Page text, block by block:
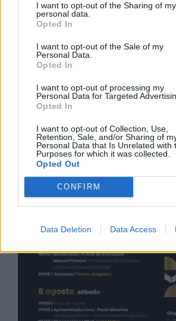
I want to opt-out of the Sharing of my
personal data.
Opted In
I want to opt-out of the Sale of my
Personal Data.
Opted In
I want to opt-out of processing my
Personal Data for Targeted
Opted In
I want to opt-out of Collection, Use,
Retention, Sale, and/or Sharing of
Personal Data that Is Unrelated with
Purposes for which it was collected.
Opted Out
CONFIRM
Data Deletion Data Access